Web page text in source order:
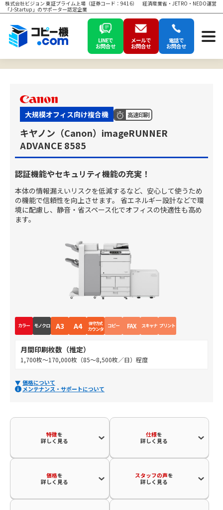
株式会社ビジョン 東証プライム上場（証券コード：9416） 経済産業省・JETRO・NEDO運営
「J-Startup」のサポーター認定企業
LINEで
お問合せ
メールで
お問合せ
電話で
お問合せ
大規模オフィス向け複合機 高速印刷
キヤノン（Canon）imageRUNNER
ADVANCE 8585
認証機能やセキュリティ機能の充実！
本体の情報漏えいリスクを低減するなど、安心して使うため
の機能で信頼性を向上させます。 省エネルギー設計などで環
境に配慮し、静音・省スペース化でオフィスの快適性も高め
ます。
カラー モノクロ A3 A4 保守方式
カウンタ コピー FAX スキャナ プリント
月間印刷枚数（推定）
1,700枚～170,000枚（85～8,500枚／日）程度
価格について
メンテナンス・サポートについて
特徴を
詳しく見る
仕様を
詳しく見る
価格を
詳しく見る
スタッフの声を
詳しく見る